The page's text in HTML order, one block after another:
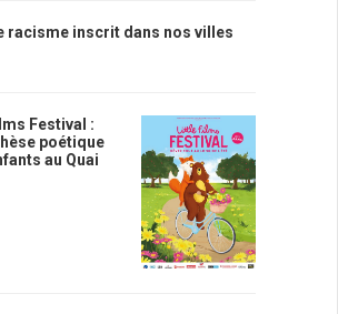
racisme inscrit dans nos villes
Festival :
poétique
au Quai